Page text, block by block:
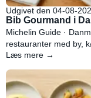
Udgivet den 04-08-
Bib Gourmand i
Michelin Guide ·
restauranter med by,
Læs mere →